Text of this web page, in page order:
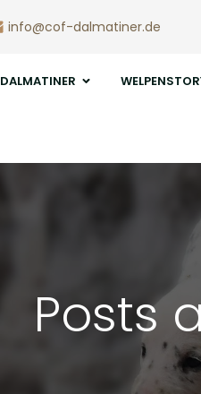
info@cof-dalmatiner.de
DALMATINER
Posts